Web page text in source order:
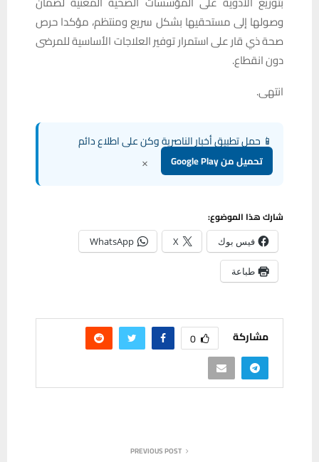
وصولها إلى مستحقيها بشكل سريع ومنتظم، مؤكدا حرص
صحة ذي قار على استمرار توفير العلاجات الأساسية للمرضى
دون انقطاع.
انتهى.
📱 حمل تطبيق أخبار الناصرية وكن على اطلاع دائم
تحميل من Google Play ×
شارك هذا الموضوع:
فيس بوك X
WhatsApp
طباعة
مشاركة 0
PREVIOUS POST